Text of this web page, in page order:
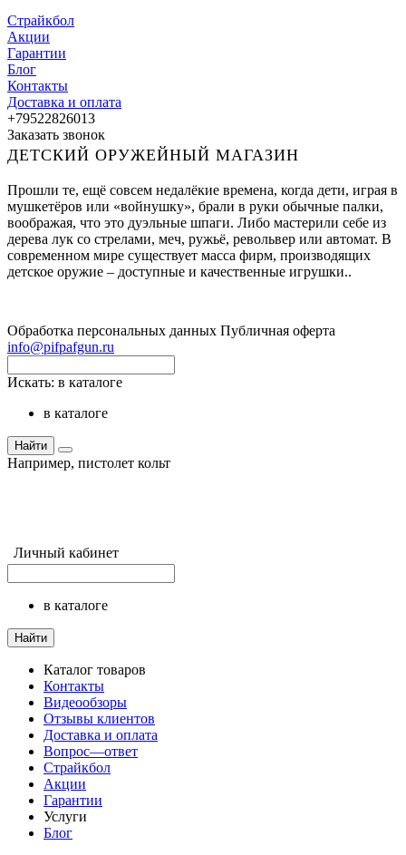
Страйкбол
Акции
Гарантии
Блог
Контакты
Доставка и оплата
+79522826013
Заказать звонок
ДЕТСКИЙ ОРУЖЕЙНЫЙ МАГАЗИН
Прошли те, ещё совсем недалёкие времена, когда дети, играя в
мушкетёров или «войнушку», брали в руки обычные палки,
воображая, что это дуэльные шпаги. Либо мастерили себе из
дерева лук со стрелами, меч, ружьё, револьвер или автомат. В
современном мире существует масса фирм, производящих
детское оружие – доступные и качественные игрушки..
Обработка персональных данных Публичная оферта
info@pifpafgun.ru
Искать: в каталоге
в каталоге
Найти
Например, пистолет кольт
Личный кабинет
в каталоге
Найти
Каталог товаров
Контакты
Видеообзоры
Отзывы клиентов
Доставка и оплата
Вопрос—ответ
Страйкбол
Акции
Гарантии
Услуги
Блог